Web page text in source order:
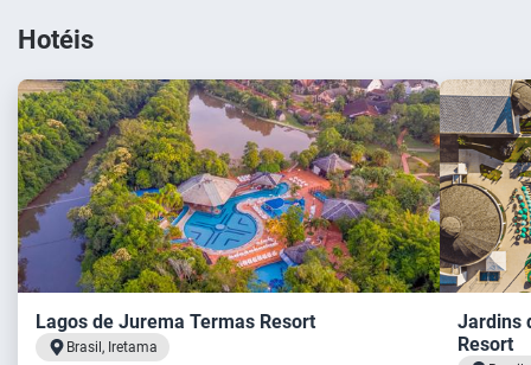
Hotéis
Lagos de Jurema Termas Resort
Brasil, Iretama
Jardins
Resort